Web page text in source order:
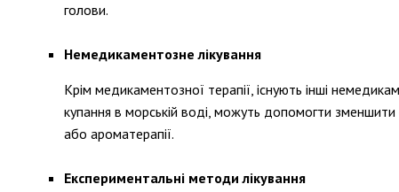
голови.
Немедикаментозне лікування
Крім медикаментозної терапії, існують інші
купання в морській воді, можуть допомогти
або ароматерапії.
Експериментальні методи лікування